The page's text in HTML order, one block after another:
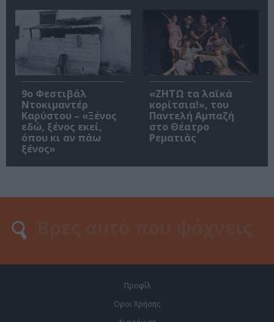
9ο Φεστιβάλ
Ντοκιμαντέρ
Καρύστου – «Ξένος
εδώ, ξένος εκεί,
όπου κι αν πάω
ξένος»
«ΖΗΤΩ τα λαϊκά
κορίτσια!», του
Παντελή Αμπαζή
στο Θέατρο
Ρεματιάς
Προφίλ
Οροι Χρήσης